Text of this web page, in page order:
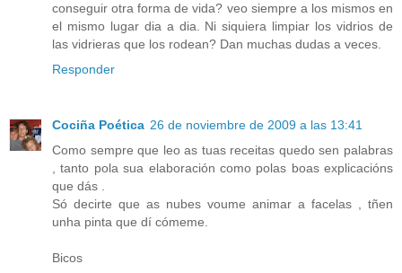
conseguir otra forma de vida? veo siempre a los mismos en
el mismo lugar dia a dia. Ni siquiera limpiar los vidrios de
las vidrieras que los rodean? Dan muchas dudas a veces.
Responder
Cociña Poética 26 de noviembre de 2009 a las 13:41
Como sempre que leo as tuas receitas quedo sen palabras
, tanto pola sua elaboración como polas boas explicacións
que dás .
Só decirte que as nubes voume animar a facelas , tñen
unha pinta que dí cómeme.
Bicos